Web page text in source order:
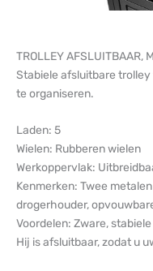
TROLLEY AFSLUITBAAR,
Stabiele afsluitbare
te organiseren.
Laden: 5
Wielen: Rubberen wielen
Werkoppervlak:
Kenmerken: Twee
drogerhouder,
Voordelen: Zware,
Hij is afsluitbaar, zodat u